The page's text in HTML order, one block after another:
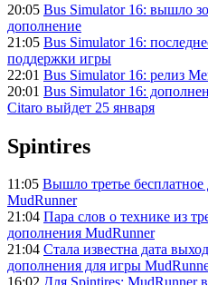
20:05 Bus Simulator 16: вышло
дополнение
21:05 Bus Simulator 16:
поддержки игры
22:01 Bus Simulator 16: релиз
20:01 Bus Simulator 16:
Citaro выйдет 25 января
Spintires
11:05 Вышло третье
MudRunner
21:04 Пара слов о технике из
дополнения MudRunner
21:04 Стала известна дата
дополнения для игры